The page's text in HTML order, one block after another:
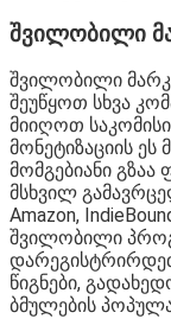
შვილობილი
შვილობილი
შეუწყოთ სხვა
მიიღოთ
მონეტიზაციის
მომგებიანი
მსხვილ
Amazon,
შვილობილი
წიგნები,
ბმულების